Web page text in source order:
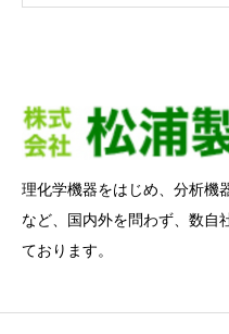
理化学機器をはじめ、分析機
など、国内外を問わず、数自
ております。